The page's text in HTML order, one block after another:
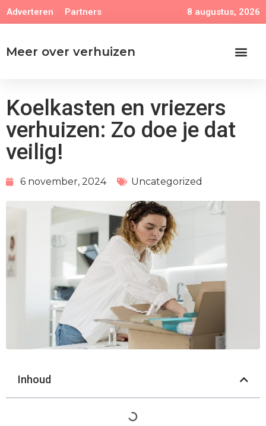
Adverteren Partners 8 augustus, 2026
Meer over verhuizen
Koelkasten en vriezers
verhuizen: Zo doe je dat
veilig!
6 november, 2024 Uncategorized
Inhoud